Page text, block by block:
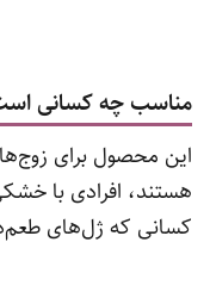
مناسب چه کسانی
این محصول برای
هستند، افرادی با
کسانی که ژل‌های